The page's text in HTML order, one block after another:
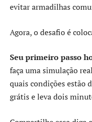
evitar armadilhas
Agora, o desafio é
Seu primeiro passo
faça uma simulação
quais condições estão
grátis e leva dois